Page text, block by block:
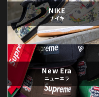
NIKE
ナイキ
New Era
ニューエラ